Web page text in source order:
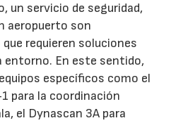
un servicio de seguridad,
aeropuerto son
requieren soluciones
entorno. En este sentido,
específicos como el
para la coordinación
el Dynascan 3A para